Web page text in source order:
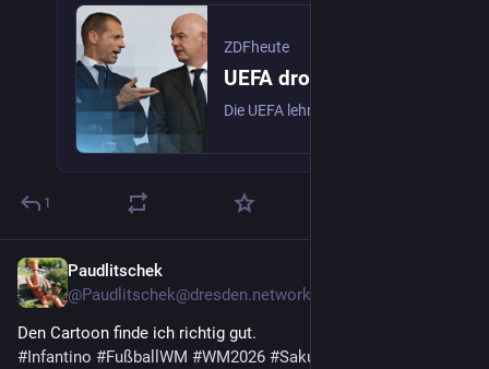
ZDFheute
1
Paudlitschek
@Paudlitschek@dresden.network
Den Cartoon finde ich richtig gut.
#Infantino #FußballWM #WM2026 #Sakurai